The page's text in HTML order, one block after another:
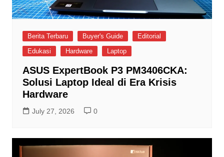
Berita Terbaru Buyer's Guide
Editorial
Edukasi
Hardware Laptop
ASUS ExpertBook P3 PM3406CKA:
Solusi Laptop Ideal di Era Krisis
Hardware
July 27, 2026 0